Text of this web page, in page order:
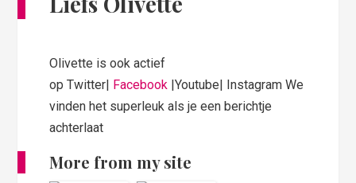
Olivette is ook actief
op Twitter| Facebook |Youtube| Instagram We
vinden het superleuk als je een berichtje
achterlaat
More from my site